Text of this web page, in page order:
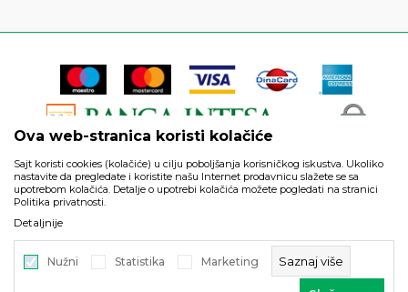
artikli prikazani na sajtu su deo naše ponude i ne podrazumeva
da su dostupni u svakom trenutku.
, IzradaNB SOFT. Sva prava
Ova web-stranica koristi kolačiće
Sajt koristi cookies (kolačiće) u cilju poboljšanja korisničkog iskustva. Ukoliko
nastavite da pregledate i koristite našu Internet prodavnicu slažete se sa
upotrebom kolačića. Detalje o upotrebi kolačića možete pogledati na stranici
Politika privatnosti.
Detaljnije
Nužni Statistika Marketing Saznaj više